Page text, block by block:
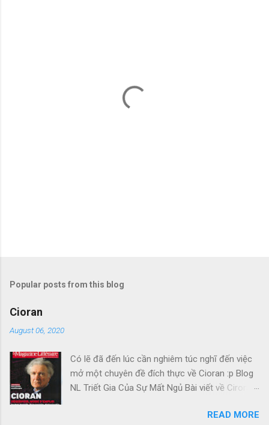
Popular posts from this blog
Cioran
August 06, 2020
Có lẽ đã đến lúc cần nghiêm túc nghĩ đến việc
mở một chuyên đề đích thực về Cioran :p Blog
NL Triết Gia Của Sự Mất Ngủ Bài viết về Ciroran
hoài, mà cứ lu bu hoài. Mới lật ra đi 1 đường
READ MORE